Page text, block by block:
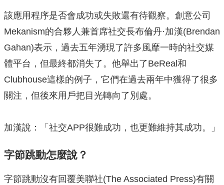
該應用程序是否會成功或失敗還有待觀察。創意公司
Mekanism的合夥人兼首席社交長布倫丹·加漢(Brendan
Gahan)表示，過去五年湧現了許多風靡一時的社交媒
體平台，但最終都消失了。他舉出了BeReal和
Clubhouse這樣的例子，它們在過去兩年中獲得了很多
關注，但後來用戶把目光轉向了別處。
加漢說：「社交APP很難成功，也更難維持其成功。」
字節跳動怎麼說？
字節跳動沒有回覆美聯社(The Associated Press)有關